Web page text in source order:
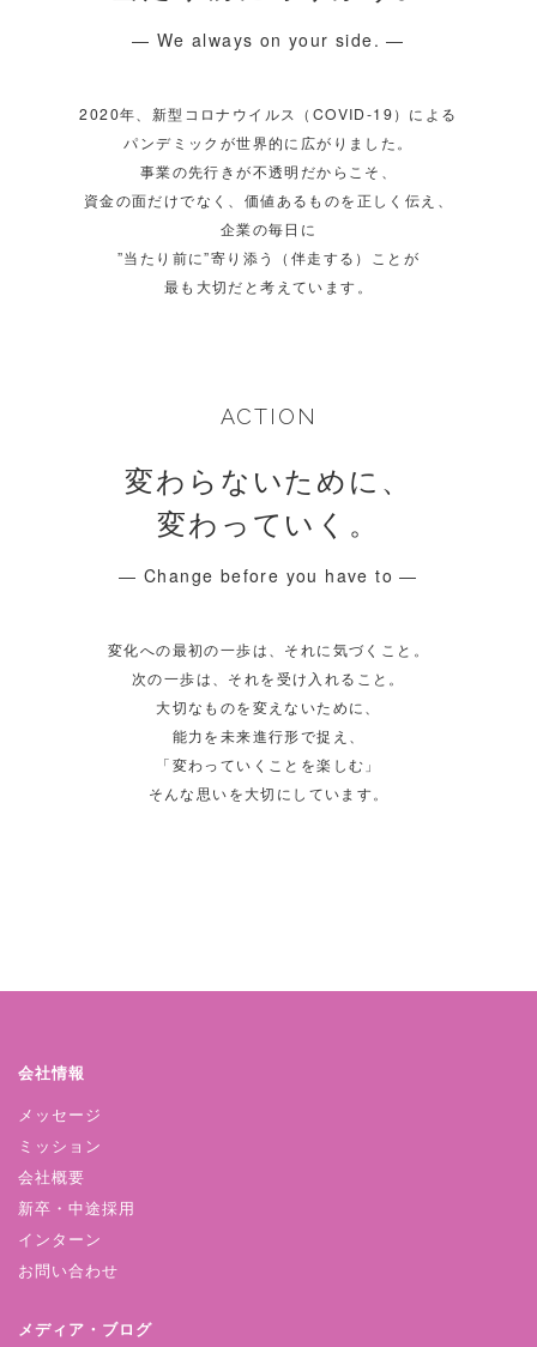
― We always on your side. ―
2020年、新型コロナウイルス（COVID-19）による
パンデミックが世界的に広がりました。
事業の先行きが不透明だからこそ、
資金の面だけでなく、価値あるものを正しく伝え、
企業の毎日に
”当たり前に”寄り添う（伴走する）ことが
最も大切だと考えています。
ACTION
変わらないために、
変わっていく。
― Change before you have to ―
変化への最初の一歩は、それに気づくこと。
次の一歩は、それを受け入れること。
大切なものを変えないために、
能力を未来進行形で捉え、
「変わっていくことを楽しむ」
そんな思いを大切にしています。
会社情報
メッセージ
ミッション
会社概要
新卒・中途採用
インターン
お問い合わせ
メディア・ブログ